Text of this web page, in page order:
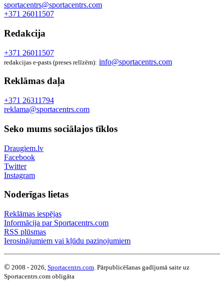
sportacentrs@sportacentrs.com
+371 26011507
Redakcija
+371 26011507
redakcijas e-pasts (preses relīzēm): info@sportacentrs.com
Reklāmas daļa
+371 26311794
reklama@sportacentrs.com
Seko mums sociālajos tīklos
Draugiem.lv
Facebook
Twitter
Instagram
Noderīgas lietas
Reklāmas iespējas
Informācija par Sportacentrs.com
RSS plūsmas
Ierosinājumiem vai kļūdu paziņojumiem
© 2008 - 2026, Sportacentrs.com. Pārpublicēšanas gadījumā saite uz
Sportacentrs.com obligāta